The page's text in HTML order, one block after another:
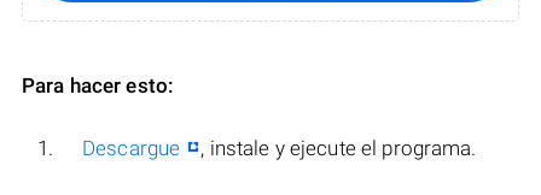
Para hacer esto:
Descargue , instale y ejecute el programa.